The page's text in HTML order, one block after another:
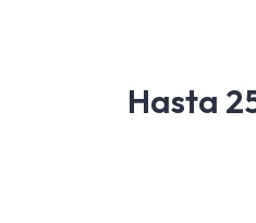
Hasta